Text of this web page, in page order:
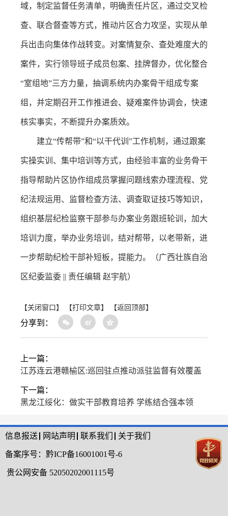
域，制定监督任务清单，明确责任片区，通过交叉检
查、联合督查等方式，推动片区合力攻坚，实现从单
兵出击向集体作战转变。对案情复杂、查处难度大的
案件，实行领导班子成员包案、挂牌督办，优化整合
“室组地”三方力量，抽调系统内办案骨干组成专案
组，并定期召开工作推进会、疑难案件协调会，快速
核实事实，不断提升办案质效。
建立“传帮带”和“以干代训”工作机制，通过跟案
实操实训、集中培训等方式，由经验丰富的业务骨干
指导帮助片区协作组成员掌握问题线索办理流程、党
纪法规运用、监督检查方法、调查取证技巧等知识，
组织基层纪检监察干部参与办案业务跟班轮训，加大
培训力度，举办业务培训，结对帮带，以老带新，进
一步帮助纪检干部补短板，提能力。（广西壮族自治
区纪委监委 || 责任编辑 赵宇航）
【关闭窗口】 【打印文章】 【返回顶部】
分享到：
上一篇：
江苏连云港赣榆区:巡回驻点推动派驻监督有效覆盖
下一篇：
黑龙江绥化：做实干部教育培养 学练结合强本领
信息报送 网站声明 联系我们 关于我们
备案序号： 黔ICP备16001001号-6
贵公网安备 52050202001115号